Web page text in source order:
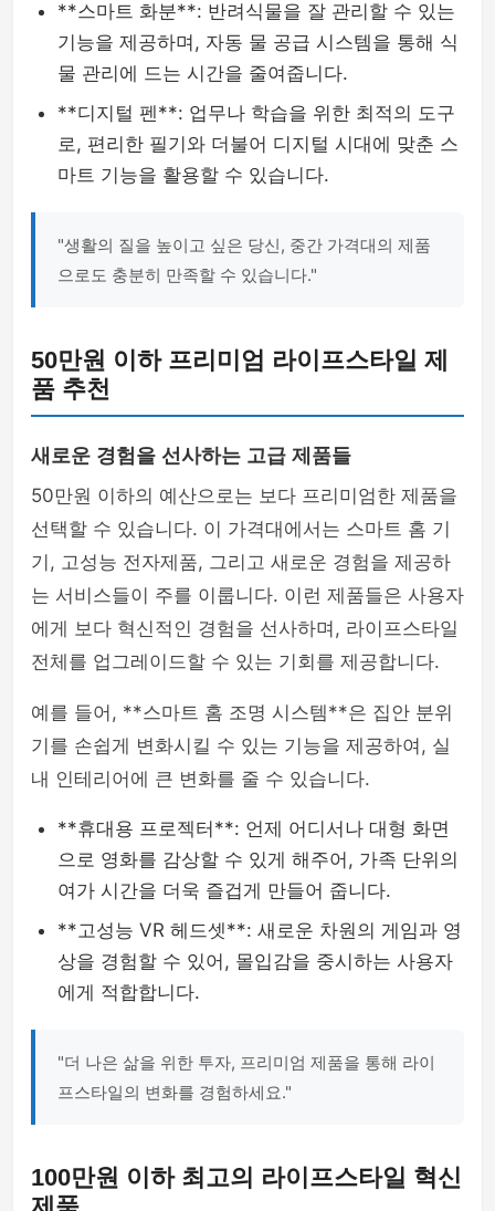
**스마트 화분**: 반려식물을 잘 관리할 수 있는
기능을 제공하며, 자동 물 공급 시스템을 통해 식
물 관리에 드는 시간을 줄여줍니다.
**디지털 펜**: 업무나 학습을 위한 최적의 도구
로, 편리한 필기와 더불어 디지털 시대에 맞춘 스
마트 기능을 활용할 수 있습니다.
"생활의 질을 높이고 싶은 당신, 중간 가격대의 제품
으로도 충분히 만족할 수 있습니다."
50만원 이하 프리미엄 라이프스타일 제
품 추천
새로운 경험을 선사하는 고급 제품들
50만원 이하의 예산으로는 보다 프리미엄한 제품을
선택할 수 있습니다. 이 가격대에서는 스마트 홈 기
기, 고성능 전자제품, 그리고 새로운 경험을 제공하
는 서비스들이 주를 이룹니다. 이런 제품들은 사용자
에게 보다 혁신적인 경험을 선사하며, 라이프스타일
전체를 업그레이드할 수 있는 기회를 제공합니다.
예를 들어, **스마트 홈 조명 시스템**은 집안 분위
기를 손쉽게 변화시킬 수 있는 기능을 제공하여, 실
내 인테리어에 큰 변화를 줄 수 있습니다.
**휴대용 프로젝터**: 언제 어디서나 대형 화면
으로 영화를 감상할 수 있게 해주어, 가족 단위의
여가 시간을 더욱 즐겁게 만들어 줍니다.
**고성능 VR 헤드셋**: 새로운 차원의 게임과 영
상을 경험할 수 있어, 몰입감을 중시하는 사용자
에게 적합합니다.
"더 나은 삶을 위한 투자, 프리미엄 제품을 통해 라이
프스타일의 변화를 경험하세요."
100만원 이하 최고의 라이프스타일 혁신